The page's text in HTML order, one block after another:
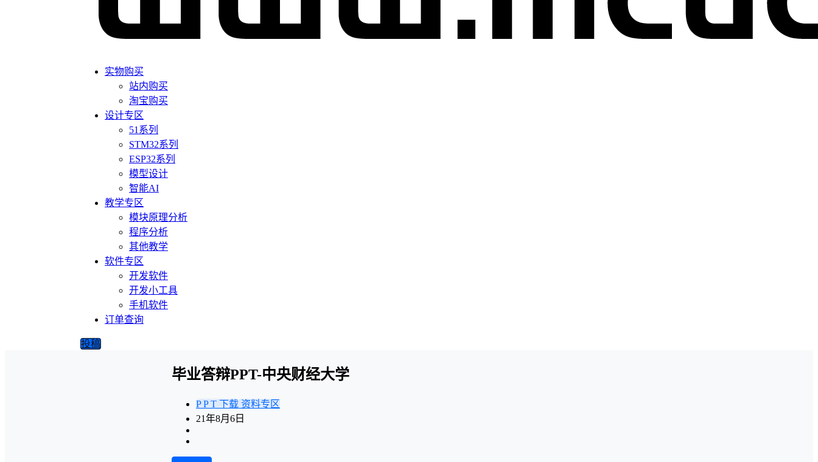
实物购买
站内购买
淘宝购买
设计专区
51系列
STM32系列
ESP32系列
模型设计
智能AI
教学专区
模块原理分析
程序分析
其他教学
软件专区
开发软件
开发小工具
手机软件
订单查询
投稿
毕业答辩PPT-中央财经大学
P P T 下载 资料专区
21年8月6日